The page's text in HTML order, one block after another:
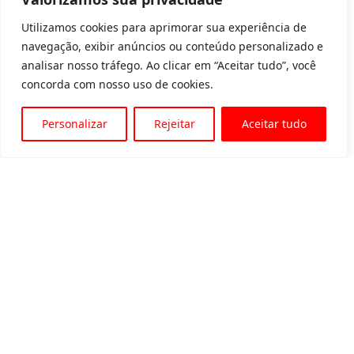
Utilizamos cookies para aprimorar sua experiência de
navegação, exibir anúncios ou conteúdo personalizado e
analisar nosso tráfego. Ao clicar em “Aceitar tudo”, você
concorda com nosso uso de cookies.
Personalizar Rejeitar Aceitar tudo